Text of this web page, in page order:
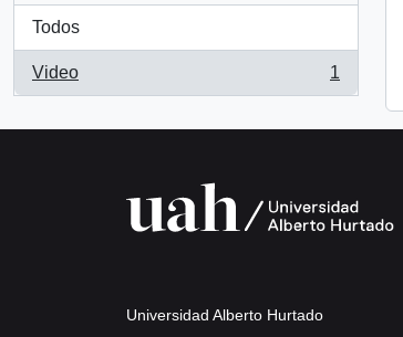
Todos
Video
, 1 resultados
1
Universidad Alberto Hurtado